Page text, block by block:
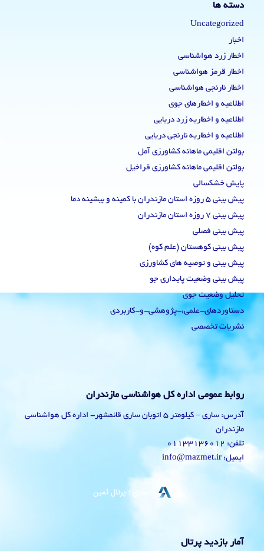
دسته ها
Uncategorized
اخبار
اخطار زرد هواشناسی
اخطار قرمز هواشناسی
اخطار نارنجی هواشناسی
اطلاعیه و اخطارهای جوی
اطلاعیه و اخطاریه زرد دریایی
اطلاعیه و اخطاریه نارنجی دریایی
بولتن اقلیمی ماهانه کشاورزی آمل
بولتن اقلیمی ماهانه کشاورزی قراخیل
پایش خشکسالی
پیش بینی 5 روزه استان مازندران با کمینه و بیشینه دما
پیش بینی 7 روزه استان مازندران
پیش بینی فصلی
پیش بینی کوهستان (علم کوه)
پیش بینی و توصیه های کشاورزی
پیش بینی وضعیت پایداری جو
تحلیل وضعیت جوی
دستاوردهای-علمی،-پژوهشی-و-کاربردی
نشریات تخصصی
روابط عمومی اداره کل هواشناسی مازندران
آدرس: ساری – کیلومتر 5 اتوبان ساری قائمشهر- اداره کل هواشناسی
مازندران
تلفن: 01133136012
ایمیل: info@mazmet.ir
آمار بازدید پرتال